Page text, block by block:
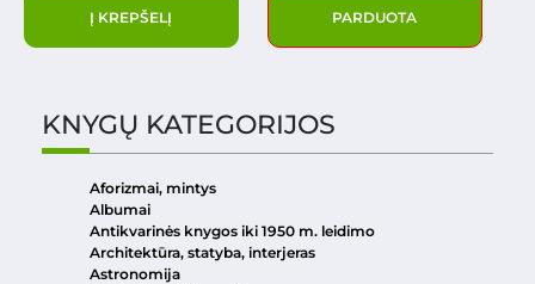
Į KREPŠELĮ PARDUOTA
KNYGŲ KATEGORIJOS
Aforizmai, mintys
Albumai
Antikvarinės knygos iki 1950 m. leidimo
Architektūra, statyba, interjeras
Astronomija